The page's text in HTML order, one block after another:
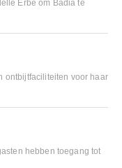
Erbe om Badia te
ontbijtfaciliteiten voor haar
hebben toegang tot